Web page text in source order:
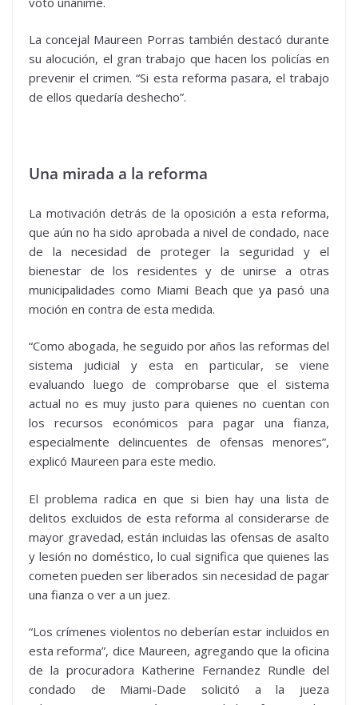
La concejal Maureen Porras también destacó durante
su alocución, el gran trabajo que hacen los policías en
prevenir el crimen. “Si esta reforma pasara, el trabajo
de ellos quedaría deshecho”.
Una mirada a la reforma
La motivación detrás de la oposición a esta reforma,
que aún no ha sido aprobada a nivel de condado, nace
de la necesidad de proteger la seguridad y el
bienestar de los residentes y de unirse a otras
municipalidades como Miami Beach que ya pasó una
moción en contra de esta medida.
“Como abogada, he seguido por años las reformas del
sistema judicial y esta en particular, se viene
evaluando luego de comprobarse que el sistema
actual no es muy justo para quienes no cuentan con
los recursos económicos para pagar una fianza,
especialmente delincuentes de ofensas menores”,
explicó Maureen para este medio.
El problema radica en que si bien hay una lista de
delitos excluidos de esta reforma al considerarse de
mayor gravedad, están incluidas las ofensas de asalto
y lesión no doméstico, lo cual significa que quienes las
cometen pueden ser liberados sin necesidad de pagar
una fianza o ver a un juez.
“Los crímenes violentos no deberían estar incluidos en
esta reforma”, dice Maureen, agregando que la oficina
de la procuradora Katherine Fernandez Rundle del
condado de Miami-Dade solicitó a la jueza